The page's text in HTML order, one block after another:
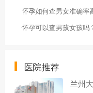
怀孕如何查男女准确率
怀孕可以查男孩女孩吗
医院推荐
兰州